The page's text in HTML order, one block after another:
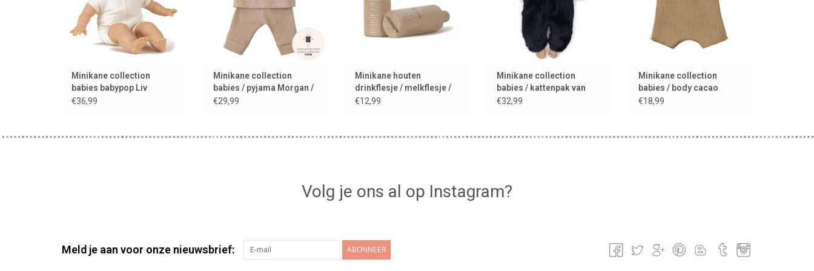
Minikane collection
babies babypop Liv
€36,99
Minikane collection
babies / pyjama Morgan /
mocha
€29,99
Minikane houten
drinkflesje / melkflesje /
flesje
€12,99
Minikane collection
babies / kattenpak van
imitatiebont
€32,99
Minikane collection
babies / body cacao
€18,99
Volg je ons al op Instagram?
Meld je aan voor onze nieuwsbrief: ABONNEER